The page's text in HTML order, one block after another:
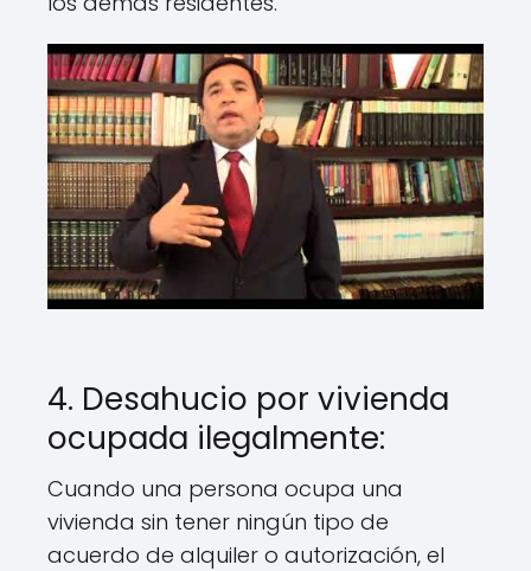
4. Desahucio por vivienda
ocupada ilegalmente:
Cuando una persona ocupa una
vivienda sin tener ningún tipo de
acuerdo de alquiler o autorización, el